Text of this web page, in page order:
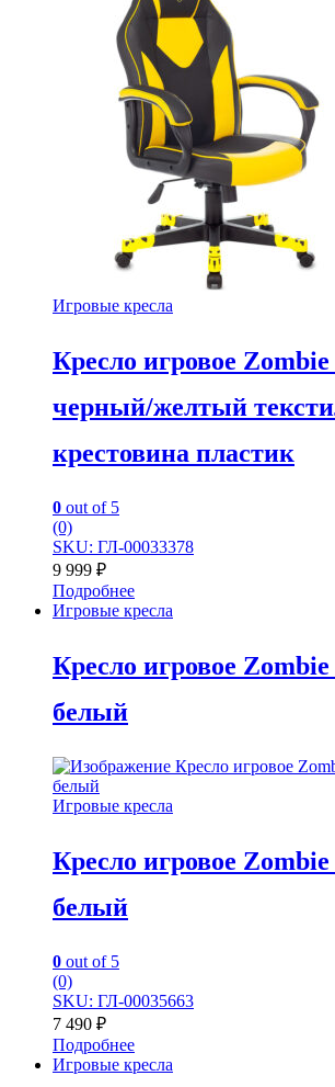
Игровые кресла
Кресло игровое
черный/желтый
крестовина пластик
0 out of 5
(0)
SKU: ГЛ-00033378
9 999 ₽
Подробнее
Игровые кресла
Кресло игровое
белый
Игровые кресла
Кресло игровое
белый
0 out of 5
(0)
SKU: ГЛ-00035663
7 490 ₽
Подробнее
Игровые кресла